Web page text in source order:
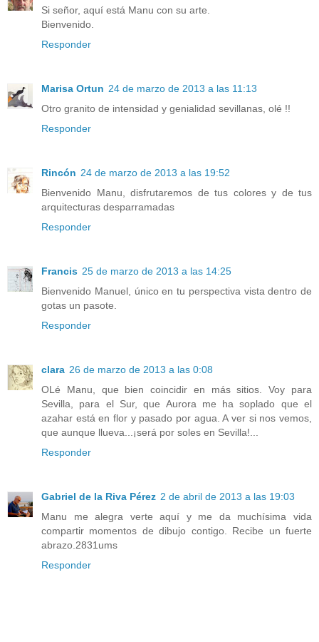
Si señor, aquí está Manu con su arte.
Bienvenido.
Responder
Marisa Ortun 24 de marzo de 2013 a las 11:13
Otro granito de intensidad y genialidad sevillanas, olé !!
Responder
Rincón 24 de marzo de 2013 a las 19:52
Bienvenido Manu, disfrutaremos de tus colores y de tus
arquitecturas desparramadas
Responder
Francis 25 de marzo de 2013 a las 14:25
Bienvenido Manuel, único en tu perspectiva vista dentro de
gotas un pasote.
Responder
clara 26 de marzo de 2013 a las 0:08
OLé Manu, que bien coincidir en más sitios. Voy para
Sevilla, para el Sur, que Aurora me ha soplado que el
azahar está en flor y pasado por agua. A ver si nos vemos,
que aunque llueva...¡será por soles en Sevilla!...
Responder
Gabriel de la Riva Pérez 2 de abril de 2013 a las 19:03
Manu me alegra verte aquí y me da muchísima vida
compartir momentos de dibujo contigo. Recibe un fuerte
abrazo.2831ums
Responder